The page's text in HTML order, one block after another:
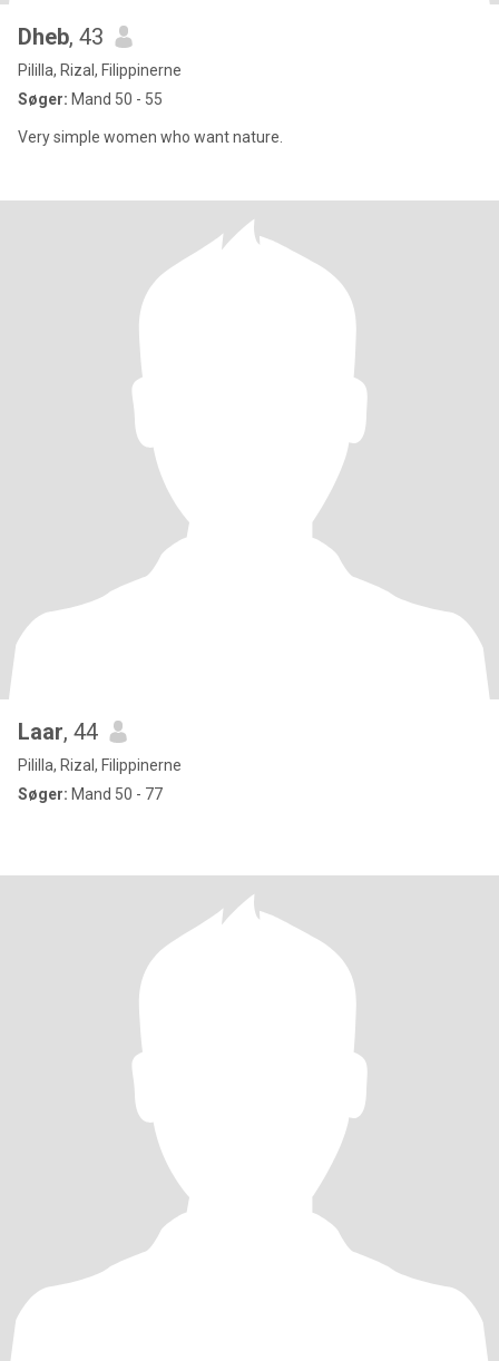
Dheb, 43
Pililla, Rizal, Filippinerne
Søger: Mand 50 - 55
Very simple women who want nature.
Laar, 44
Pililla, Rizal, Filippinerne
Søger: Mand 50 - 77